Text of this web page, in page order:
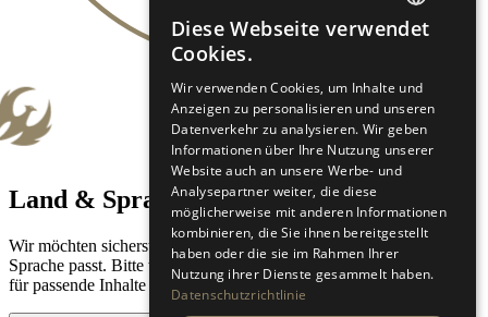
GERMAN
Diese Webseite verwendet
Cookies.
Wir verwenden Cookies, um Inhalte und
Anzeigen zu personalisieren und unseren
Datenverkehr zu analysieren. Wir geben
Informationen über Ihre Nutzung unserer
Website auch an unsere Werbe- und
Analysepartner weiter, die diese
möglicherweise mit anderen Informationen
kombinieren, die Sie ihnen bereitgestellt
haben oder die sie im Rahmen Ihrer
Nutzung ihrer Dienste gesammelt haben.
Datenschutzrichtlinie
Land & Sprache auswählen
Wir möchten sicherstellen, dass dein Erlebnis zu deiner Region und
Sprache passt. Bitte wähle dein Land und deine bevorzugte Sprache
für passende Inhalte und Verfügbarkeiten.